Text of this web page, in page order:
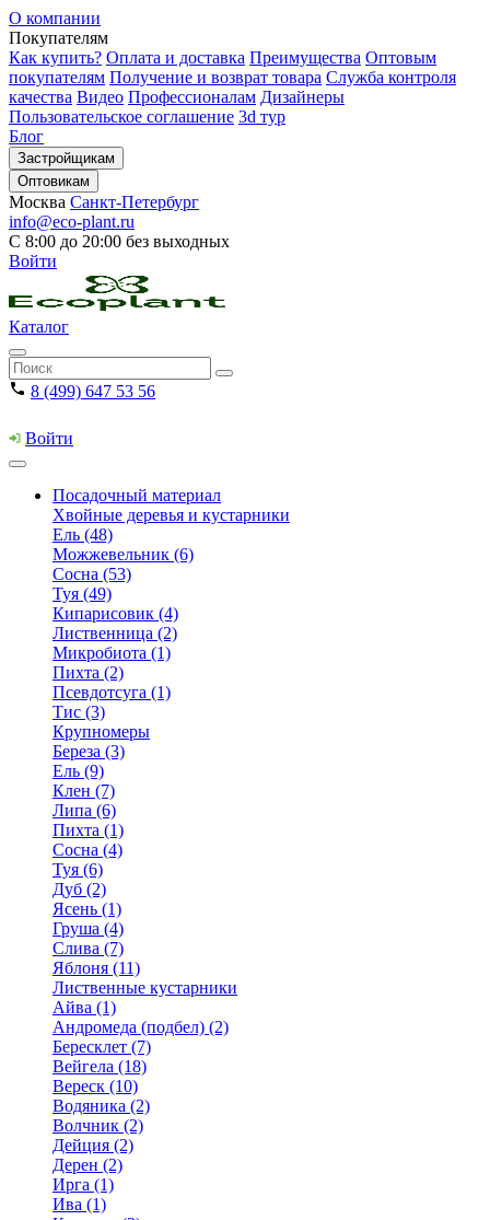
О компании
Покупателям
Как купить? Оплата и доставка Преимущества Оптовым
покупателям Получение и возврат товара Служба контроля
качества Видео Профессионалам Дизайнеры
Пользовательское соглашение 3d тур
Блог
Застройщикам
Оптовикам
Москва Санкт-Петербург
info@eco-plant.ru
С 8:00 до 20:00 без выходных
Войти
Каталог
8 (499) 647 53 56
Войти
Посадочный материал
Хвойные деревья и кустарники
Ель (48)
Можжевельник (6)
Сосна (53)
Туя (49)
Кипарисовик (4)
Лиственница (2)
Микробиота (1)
Пихта (2)
Псевдотсуга (1)
Тис (3)
Крупномеры
Береза (3)
Ель (9)
Клен (7)
Липа (6)
Пихта (1)
Сосна (4)
Туя (6)
Дуб (2)
Ясень (1)
Груша (4)
Слива (7)
Яблоня (11)
Лиственные кустарники
Айва (1)
Андромеда (подбел) (2)
Бересклет (7)
Вейгела (18)
Вереск (10)
Водяника (2)
Волчник (2)
Дейция (2)
Дерен (2)
Ирга (1)
Ива (1)